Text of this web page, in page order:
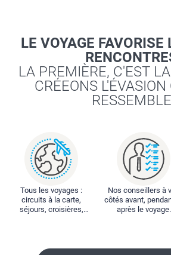
LE VOYAGE FAVORISE
LA PREMIÈRE, C'EST
CRÉEONS
Tous les voyages :
circuits à la carte,
séjours, croisières,
Nos conseillers à
côtés avant,
après le voyage.